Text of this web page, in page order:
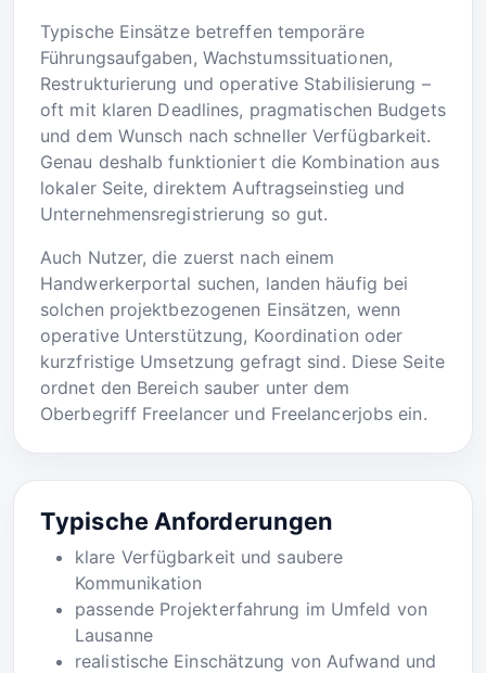
Typische Einsätze betreffen temporäre
Führungsaufgaben, Wachstumssituationen,
Restrukturierung und operative Stabilisierung –
oft mit klaren Deadlines, pragmatischen Budgets
und dem Wunsch nach schneller Verfügbarkeit.
Genau deshalb funktioniert die Kombination aus
lokaler Seite, direktem Auftragseinstieg und
Unternehmensregistrierung so gut.
Auch Nutzer, die zuerst nach einem
Handwerkerportal suchen, landen häufig bei
solchen projektbezogenen Einsätzen, wenn
operative Unterstützung, Koordination oder
kurzfristige Umsetzung gefragt sind. Diese Seite
ordnet den Bereich sauber unter dem
Oberbegriff Freelancer und Freelancerjobs ein.
Typische Anforderungen
klare Verfügbarkeit und saubere
Kommunikation
passende Projekterfahrung im Umfeld von
Lausanne
realistische Einschätzung von Aufwand und